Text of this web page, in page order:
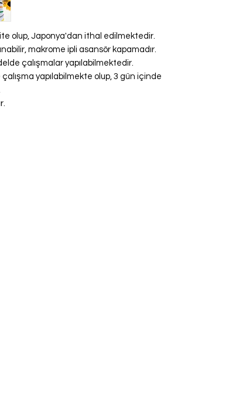
olup, Japonya'dan ithal edilmektedir.
makrome ipli asansör kapamadır.
çalışmalar yapılabilmektedir.
yapılabilmekte olup, 3 gün içinde